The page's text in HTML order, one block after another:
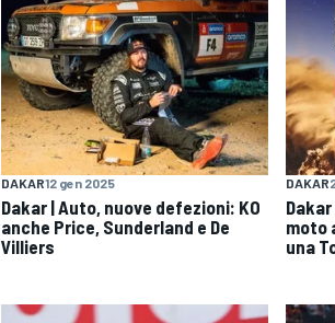
DAKAR12 gen 2025
Dakar | Auto, nuove defezioni: KO
anche Price, Sunderland e De
Villiers
DAKAR
moto
una